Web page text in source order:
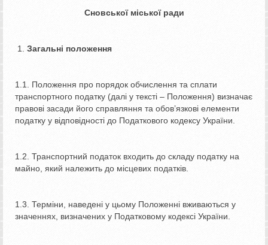
Сновської міської ради
Загальні положення
1.1. Положення про порядок обчислення та сплати
транспортного податку (далі у тексті – Положення) визначає
правові засади його справляння та обов’язкові елементи
податку у відповідності до Податкового кодексу України.
1.2. Транспортний податок входить до складу податку на
майно, який належить до місцевих податків.
1.3. Терміни, наведені у цьому Положенні вживаються у
значеннях, визначених у Податковому кодексі України.